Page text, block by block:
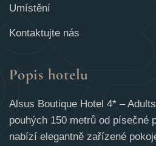
Umístění
Kontaktujte nás
Popis hotelu
Alsus Boutique Hotel 4* –
pouhých 150 metrů od písečné
nabízí elegantně zařízené